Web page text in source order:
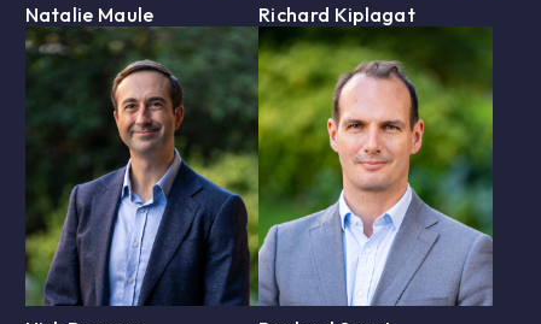
Natalie Maule Richard Kiplagat